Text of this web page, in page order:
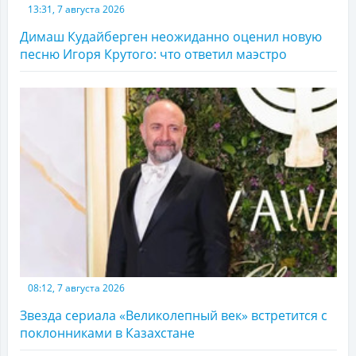
13:31, 7 августа 2026
Димаш Кудайберген неожиданно оценил новую
песню Игоря Крутого: что ответил маэстро
08:12, 7 августа 2026
Звезда сериала «Великолепный век» встретится с
поклонниками в Казахстане